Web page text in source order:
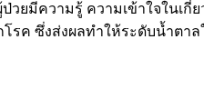
วยมีความรู้ ความเข้าใจใน
ค ซึ่งส่งผลทำให้ระดับน้ำตา